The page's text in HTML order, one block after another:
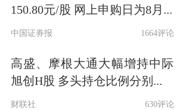
放水养鱼政策，包括货币
策，还是有必要继续坚持
性。这一点从经济形势上
明确的。
150.80元/股 网上申购日为8月...
中国证券报 1664评论
高盛、摩根大通大幅增持中际
旭创H股 多头持仓比例分别...
财联社 630评论